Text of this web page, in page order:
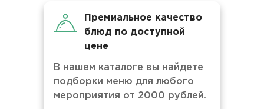
Премиальное качество
блюд по доступной
цене
В нашем каталоге вы найдете
подборки меню для любого
мероприятия от 2000 рублей.